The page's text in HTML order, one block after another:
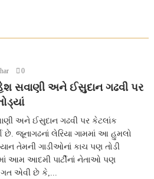
0
સવાણી અને ઈસુદાન ગઢવી પર
અને ઈસુદાન ગઢવી પર કેટલાંક
જૂનાગઢનાં લેરિયા ગામમાં આ હુમલો
તેમની ગાડીઓનાં કાચ પણ તોડી
આમ આદમી પાર્ટીનાં નેતાઓ પણ
એવી છે કે,...